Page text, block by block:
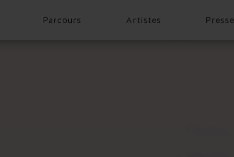
Parcours Artistes Presse